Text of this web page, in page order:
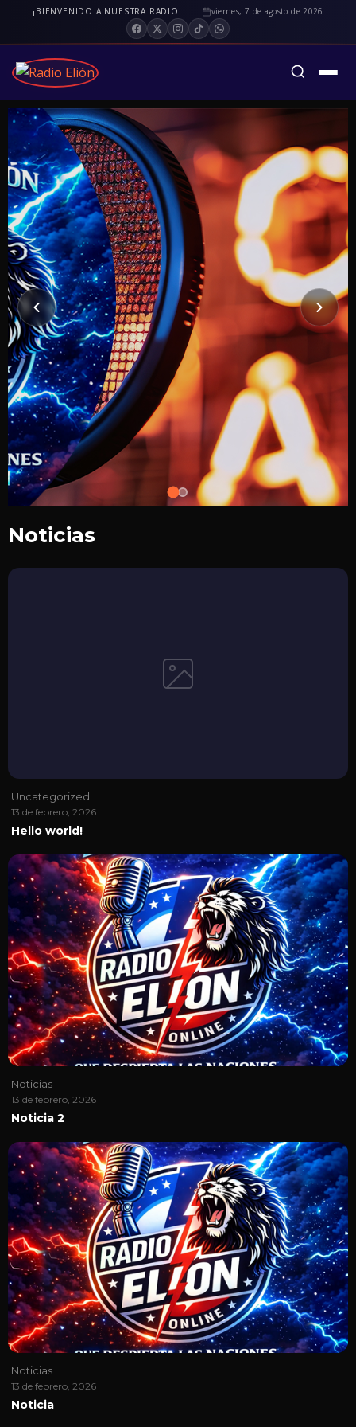
¡BIENVENIDO A NUESTRA RADIO! viernes, 7 de agosto de 2026
Noticias
Uncategorized
13 de febrero, 2026
Hello world!
Noticias
13 de febrero, 2026
Noticia 2
Noticias
13 de febrero, 2026
Noticia